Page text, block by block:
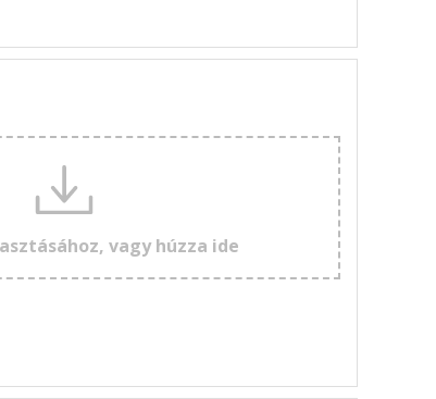
vagy húzza ide